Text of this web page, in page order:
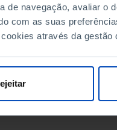
de navegação, avaliar o
com as suas
através da gestão